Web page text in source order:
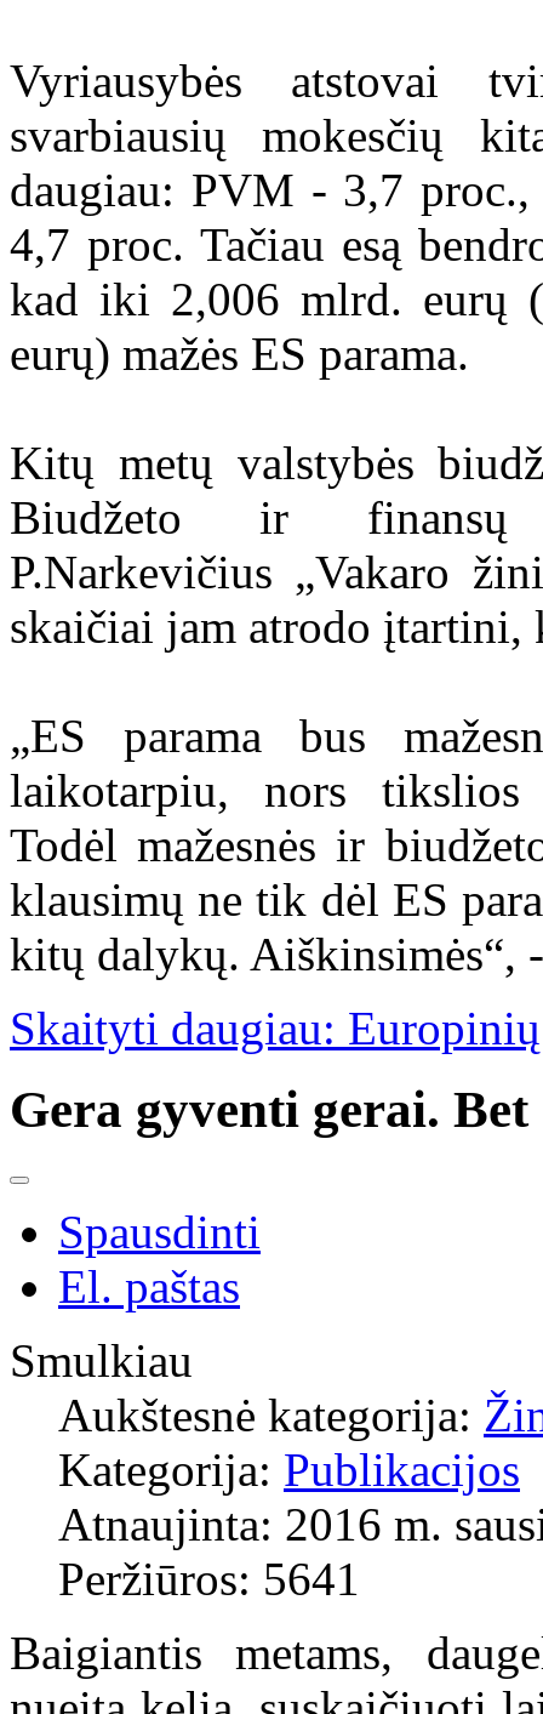
Vyriausybės atstovai
svarbiausių mokesčių
daugiau: PVM - 3,7
4,7 proc. Tačiau esą
kad iki 2,006 mlrd. eurų
eurų) mažės ES parama.
Kitų metų valstybės
Biudžeto ir finansų
P.Narkevičius „Vakaro
skaičiai jam atrodo įtartini,
„ES parama bus
laikotarpiu, nors tikslios
Todėl mažesnės ir
klausimų ne tik dėl ES
kitų dalykų. Aiškinsimės“,
Skaityti daugiau:
Gera gyventi gerai. Bet
Spausdinti
El. paštas
Smulkiau
Aukštesnė kategorija:
Kategorija: Publikacijos
Atnaujinta: 2016 m.
Peržiūros: 5641
Baigiantis metams,